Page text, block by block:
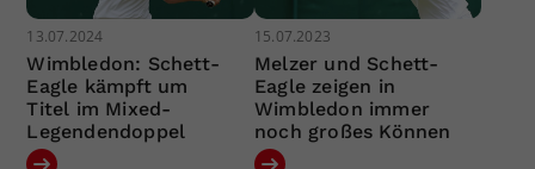
13.07.2024
Wimbledon: Schett-
Eagle kämpft um
Titel im Mixed-
Legendendoppel
15.07.2023
Melzer und Schett-
Eagle zeigen in
Wimbledon immer
noch großes Können